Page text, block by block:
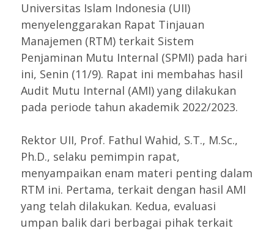
Universitas Islam Indonesia (UII)
menyelenggarakan Rapat Tinjauan
Manajemen (RTM) terkait Sistem
Penjaminan Mutu Internal (SPMI) pada hari
ini, Senin (11/9). Rapat ini membahas hasil
Audit Mutu Internal (AMI) yang dilakukan
pada periode tahun akademik 2022/2023.
Rektor UII, Prof. Fathul Wahid, S.T., M.Sc.,
Ph.D., selaku pemimpin rapat,
menyampaikan enam materi penting dalam
RTM ini. Pertama, terkait dengan hasil AMI
yang telah dilakukan. Kedua, evaluasi
umpan balik dari berbagai pihak terkait